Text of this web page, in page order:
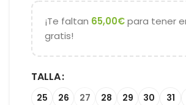
¡Te faltan 65,00€para tener
gratis!
TALLA
25 26 27 28 29 30 31